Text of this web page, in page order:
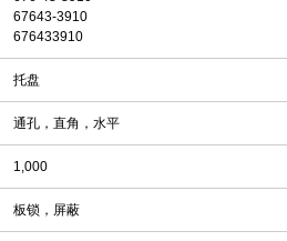
67643-3910
676433910
托盘
通孔，直角，水平
1,000
板锁，屏蔽